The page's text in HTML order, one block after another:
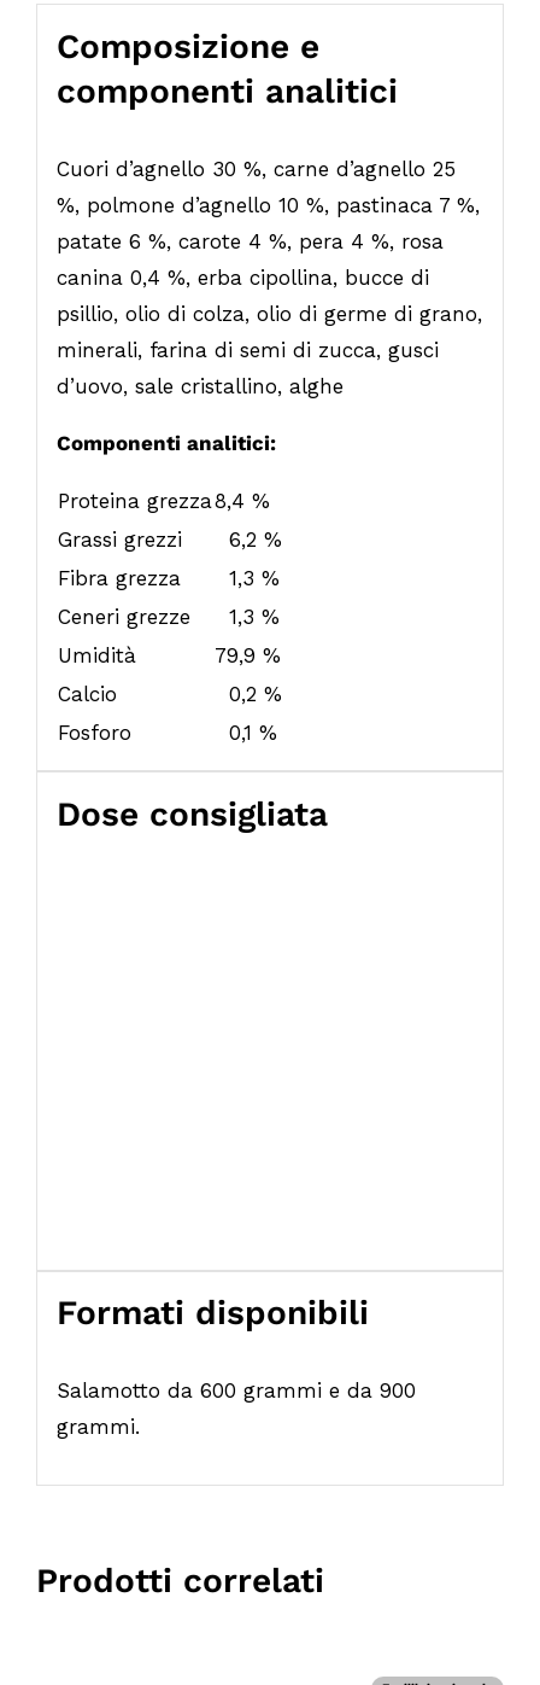
Composizione e
componenti analitici
Cuori d’agnello 30 %, carne d’agnello 25
%, polmone d’agnello 10 %, pastinaca 7 %,
patate 6 %, carote 4 %, pera 4 %, rosa
canina 0,4 %, erba cipollina, bucce di
psillio, olio di colza, olio di germe di grano,
minerali, farina di semi di zucca, gusci
d’uovo, sale cristallino, alghe
Componenti analitici:
Proteina grezza8,4 %
Grassi grezzi
6,2 %
Fibra grezza
1,3 %
Ceneri grezze
1,3 %
Umidità
79,9 %
Calcio
0,2 %
Fosforo
0,1 %
Dose consigliata
Formati disponibili
Salamotto da 600 grammi e da 900
grammi.
Prodotti correlati